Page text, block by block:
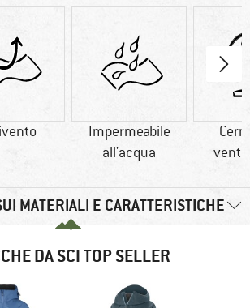
Impermeabile
all'acqua
MATERIALI E CARATTERISTICHE
DA SCI TOP SELLER